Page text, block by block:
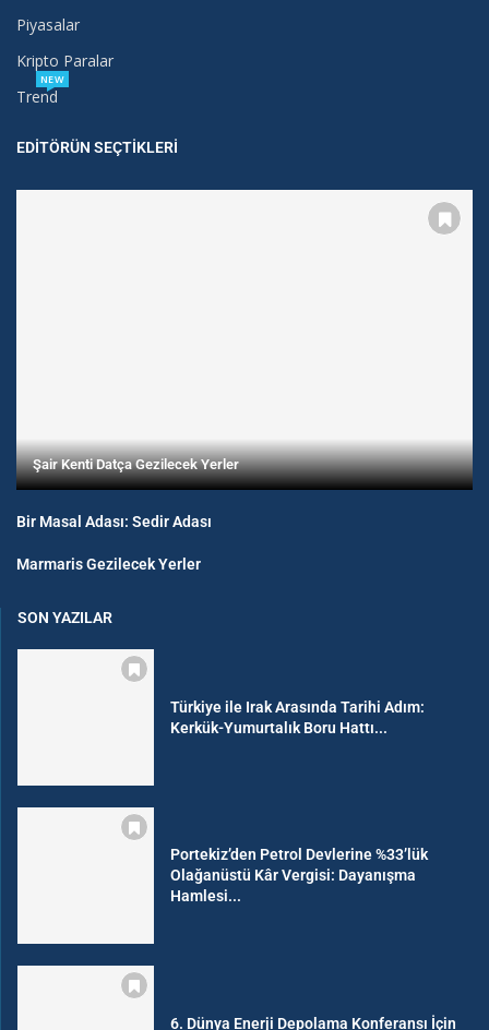
Piyasalar
Kripto Paralar
Trend
NEW
EDITÖRÜN SEÇTIKLERI
Şair Kenti Datça Gezilecek Yerler
Bir Masal Adası: Sedir Adası
Marmaris Gezilecek Yerler
SON YAZILAR
Türkiye ile Irak Arasında Tarihi Adım:
Kerkük-Yumurtalık Boru Hattı...
Portekiz’den Petrol Devlerine %33’lük
Olağanüstü Kâr Vergisi: Dayanışma
Hamlesi...
6. Dünya Enerji Depolama Konferansı İçin